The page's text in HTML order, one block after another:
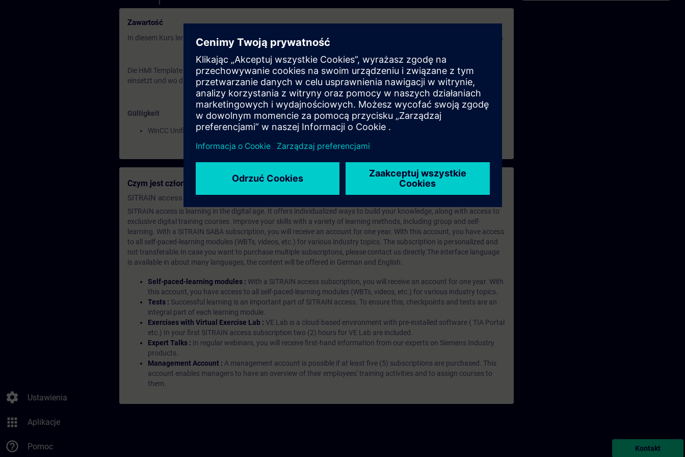
settings Ustawienia
apps Aplikacje
help_outline Pomoc
Zawartość
In diesem Kurs lernst du nützliche Tools kennen, die dich bei der Projektierung deiner Visualisierung unterstützen können.
Die HMI Template Suite bietet dir Vorlagen für eine übersichtliche und einheitliche Bedienung deiner Anlage. Wie du sie
einsetzt und wo du weitere Informationen zu den Themen Design und Effizienz erhältst, wird dir in diesen Kurs gezeigt.
Gültigkeit
WinCC Unified V19
Czym jest członkostwo edukacyjne?
SITRAIN access SABA Subscription
SITRAIN access is learning in the digital age. It offers individualized ways to build your knowledge, along with access to
exclusive digital training courses. Improve your skills with a variety of learning methods, including group and self-
learning. With a SITRAIN SABA subscription, you will receive an account for one year. With this account, you have access
to all self-paced-learning modules (WBTs, videos, etc.) for various industry topics. The subscription is personalized and
not transferable.In case you want to purchase multiple subscriptons, please contact us directly.The interface language
is available in about many languages, the content will be offered in German and English.
Self-paced-learning modules : With a SITRAIN access subscription, you will receive an account for one year. With
this account, you have access to all self-paced-learning modules (WBTs, videos, etc.) for various industry topics.
Tests : Successful learning is an important part of SITRAIN access. To ensure this, checkpoints and tests are an
integral part of each learning module.
Exercises with Virtual Exercise Lab : VE Lab is a cloud-based environment with pre-installed software ( TIA Portal
etc.) In your first SITRAIN access subscription two (2) hours for VE Lab are included.
Expert Talks : In regular webinars, you will receive first-hand information from our experts on Siemens Industry
products.
Management Account : A management account is possible if at least five (5) subscriptions are purchased. This
account enables managers to have an overview of their employees' training activities and to assign courses to
them.
Kontakt